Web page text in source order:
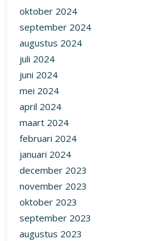
oktober 2024
september 2024
augustus 2024
juli 2024
juni 2024
mei 2024
april 2024
maart 2024
februari 2024
januari 2024
december 2023
november 2023
oktober 2023
september 2023
augustus 2023